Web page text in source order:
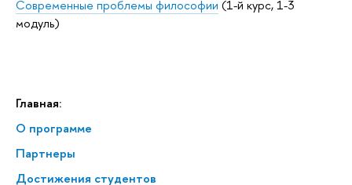
Главная:
О программе
Партнеры
Достижения студентов
Современные проблемы философии (1-й курс, 1-3
модуль)